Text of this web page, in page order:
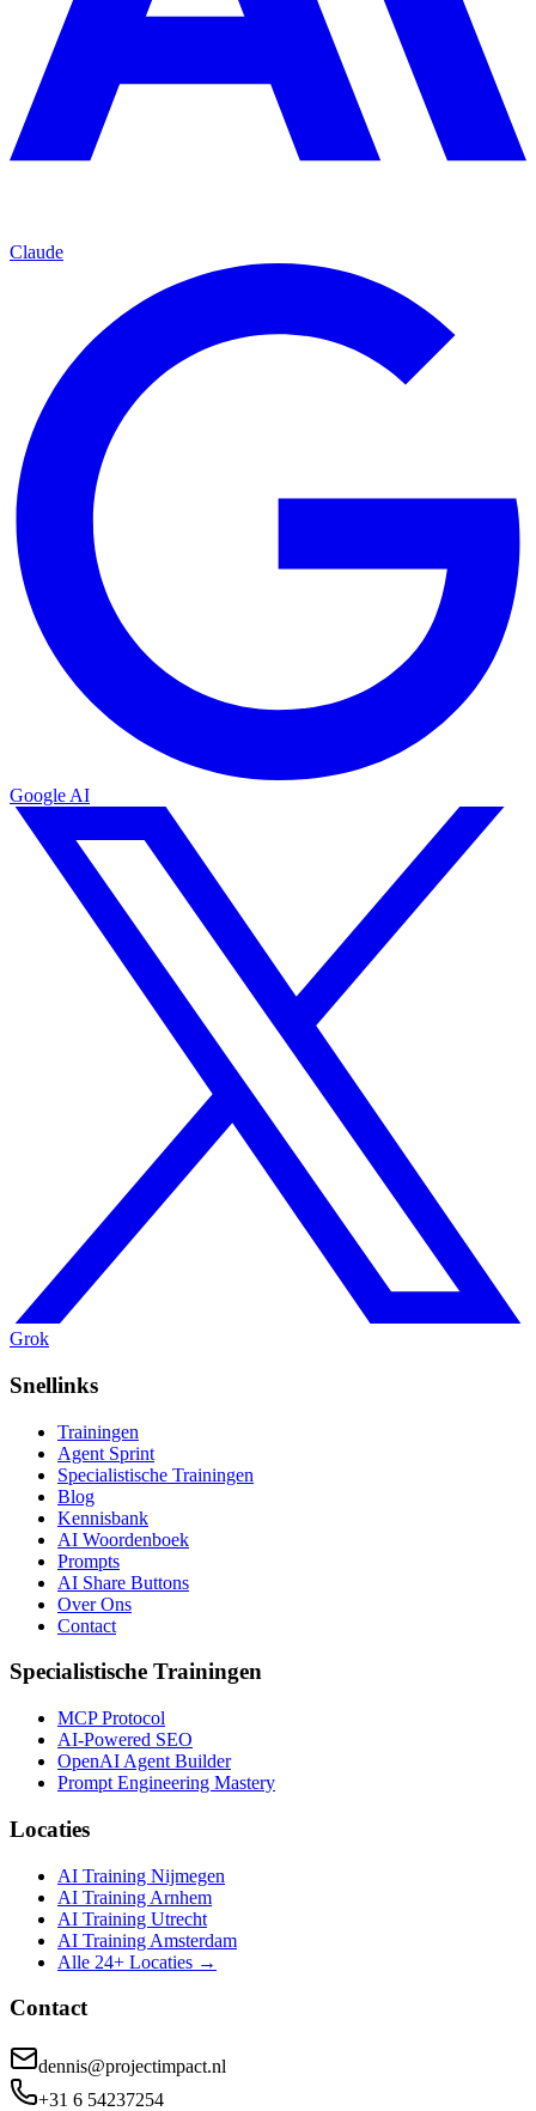
Claude
Google AI
Grok
Snellinks
Trainingen
Agent Sprint
Specialistische Trainingen
Blog
Kennisbank
AI Woordenboek
Prompts
AI Share Buttons
Over Ons
Contact
Specialistische Trainingen
MCP Protocol
AI-Powered SEO
OpenAI Agent Builder
Prompt Engineering Mastery
Locaties
AI Training Nijmegen
AI Training Arnhem
AI Training Utrecht
AI Training Amsterdam
Alle 24+ Locaties →
Contact
dennis@projectimpact.nl
+31 6 54237254